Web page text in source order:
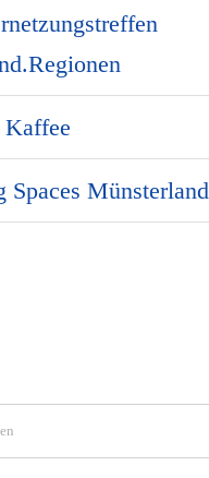
Kaffee
Spaces Münsterland